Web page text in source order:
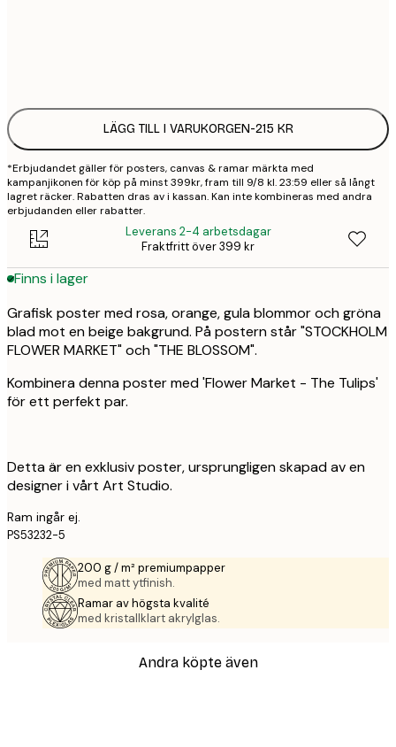
LÄGG TILL I VARUKORGEN-215 KR
*Erbjudandet gäller för posters, canvas & ramar märkta med
kampanjikonen för köp på minst 399kr, fram till 9/8 kl. 23:59 eller så långt
lagret räcker. Rabatten dras av i kassan. Kan inte kombineras med andra
erbjudanden eller rabatter.
Leverans 2-4 arbetsdagar
Fraktfritt över 399 kr
Finns i lager
Grafisk poster med rosa, orange, gula blommor och gröna
blad mot en beige bakgrund. På postern står "STOCKHOLM
FLOWER MARKET" och "THE BLOSSOM".
Kombinera denna poster med 'Flower Market - The Tulips'
för ett perfekt par.
Detta är en exklusiv poster, ursprungligen skapad av en
designer i vårt Art Studio.
Ram ingår ej.
PS53232-5
200 g / m² premiumpapper
med matt ytfinish.
Ramar av högsta kvalité
med kristallklart akrylglas.
Andra köpte även